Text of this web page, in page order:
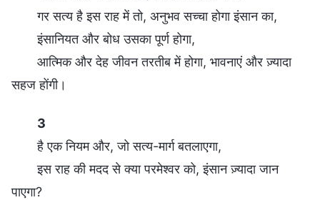
गर सत्य है इस राह में तो, अनुभव सच्चा होगा इंसान का,
इंसानियत और बोध उसका पूर्ण होगा,
आत्मिक और देह जीवन तरतीब में होगा, भावनाएं और ज़्यादा
सहज होंगी।
3
है एक नियम और, जो सत्य-मार्ग बतलाएगा,
इस राह की मदद से क्या परमेश्वर को, इंसान ज़्यादा जान
पाएगा?